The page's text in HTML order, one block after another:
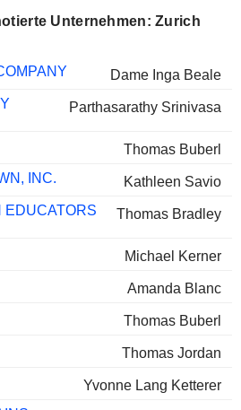
Unternehmen: Zurich
Dame Inga Beale
Parthasarathy Srinivasa
Thomas Buberl
INC.
Kathleen Savio
EDUCATORS
Thomas Bradley
Michael Kerner
Amanda Blanc
Thomas Buberl
Thomas Jordan
Yvonne Lang Ketterer